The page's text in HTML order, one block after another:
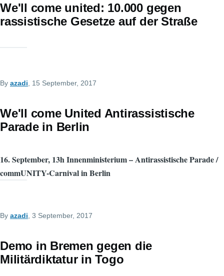
We'll come united: 10.000 gegen
rassistische Gesetze auf der Straße
By azadi , 15 September, 2017
We'll come United Antirassistische
Parade in Berlin
16. September, 13h Innenministerium – Antirassistische Parade /
commUNITY-Carnival in Berlin
By azadi , 3 September, 2017
Demo in Bremen gegen die
Militärdiktatur in Togo